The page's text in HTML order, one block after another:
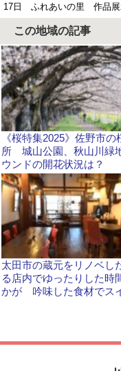
17日 ふれあいの里 作品展
この地域の記事
《桜特集2025》佐野市の
所 城山公園、秋山川緑
ウンドの開花状況は？
太田市の蔵元をリノベし
る店内でゆったりした時
かが 吟味した食材でス